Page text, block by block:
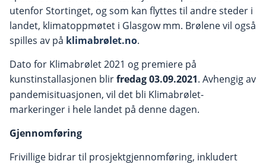
utenfor Stortinget, og som kan flyttes til andre steder i
landet, klimatoppmøtet i Glasgow mm. Brølene vil også
spilles av på klimabrølet.no.
Dato for Klimabrølet 2021 og premiere på
kunstinstallasjonen blirfredag03.09.2021. Avhengig av
pandemisituasjonen, vil det bli Klimabrølet-
markeringer i hele landet på denne dagen.
Gjennomføring
Frivillige bidrar til prosjektgjennomføring, inkludert